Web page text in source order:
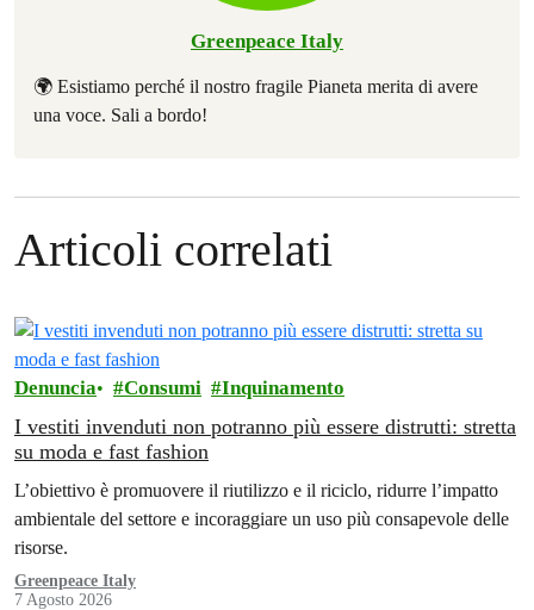
Greenpeace Italy
🌍 Esistiamo perché il nostro fragile Pianeta merita di avere
una voce. Sali a bordo!
Articoli correlati
Denuncia Consumi Inquinamento
I vestiti invenduti non potranno più essere distrutti: stretta
su moda e fast fashion
L’obiettivo è promuovere il riutilizzo e il riciclo, ridurre l’impatto
ambientale del settore e incoraggiare un uso più consapevole delle
risorse.
Greenpeace Italy
7 Agosto 2026